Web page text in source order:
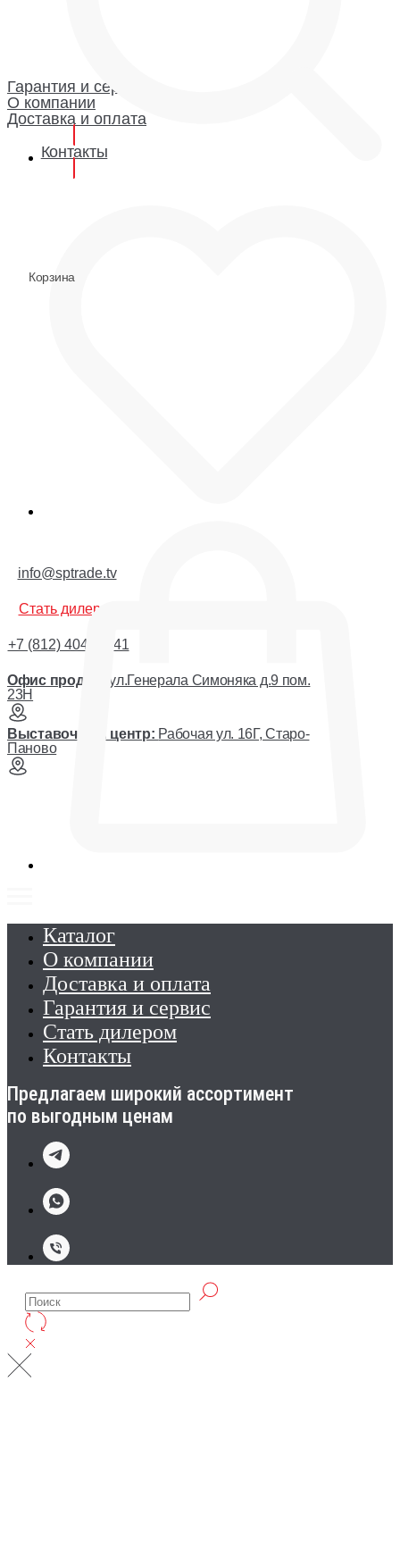
Гарантия и сервис
О компании
Доставка и оплата
Контакты
Корзина
info@sptrade.tv
Стать дилером
+7 (812) 404-44-41
Офис продаж:
ул.Генерала Симоняка д.9 пом.
23Н
Выставочный центр: Рабочая ул. 16Г, Старо-
Паново
Каталог
О компании
Доставка и оплата
Гарантия и сервис
Стать дилером
Контакты
Предлагаем широкий ассортимент
по выгодным ценам